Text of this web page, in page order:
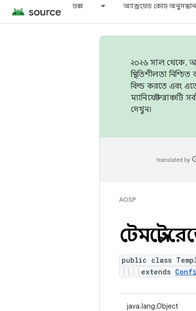
ডক্স অ্যান্ড্রয়েড কোড অনুসন্ধান
২০২৬ সাল থেকে,
স্থিতিশীলতা
বিল্ড করতে এবং
ম্যানিফেস্ট
দেখুন।
AOSP
public class
extends
java.lang.Object